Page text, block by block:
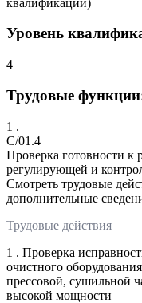
Уровень
4
Трудовые
1 .
C/01.4
Проверка готовности
регулирующей и
Смотреть трудовые
дополнительные
Трудовые действия
1 . Проверка
очистного
прессовой, сушильной
высокой мощности